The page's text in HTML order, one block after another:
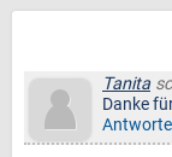
Tanita
Danke